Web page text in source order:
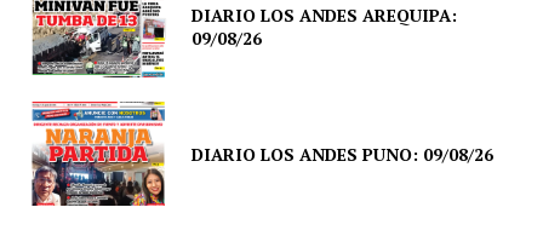
DIARIO LOS ANDES AREQUIPA:
09/08/26
DIARIO LOS ANDES PUNO: 09/08/26